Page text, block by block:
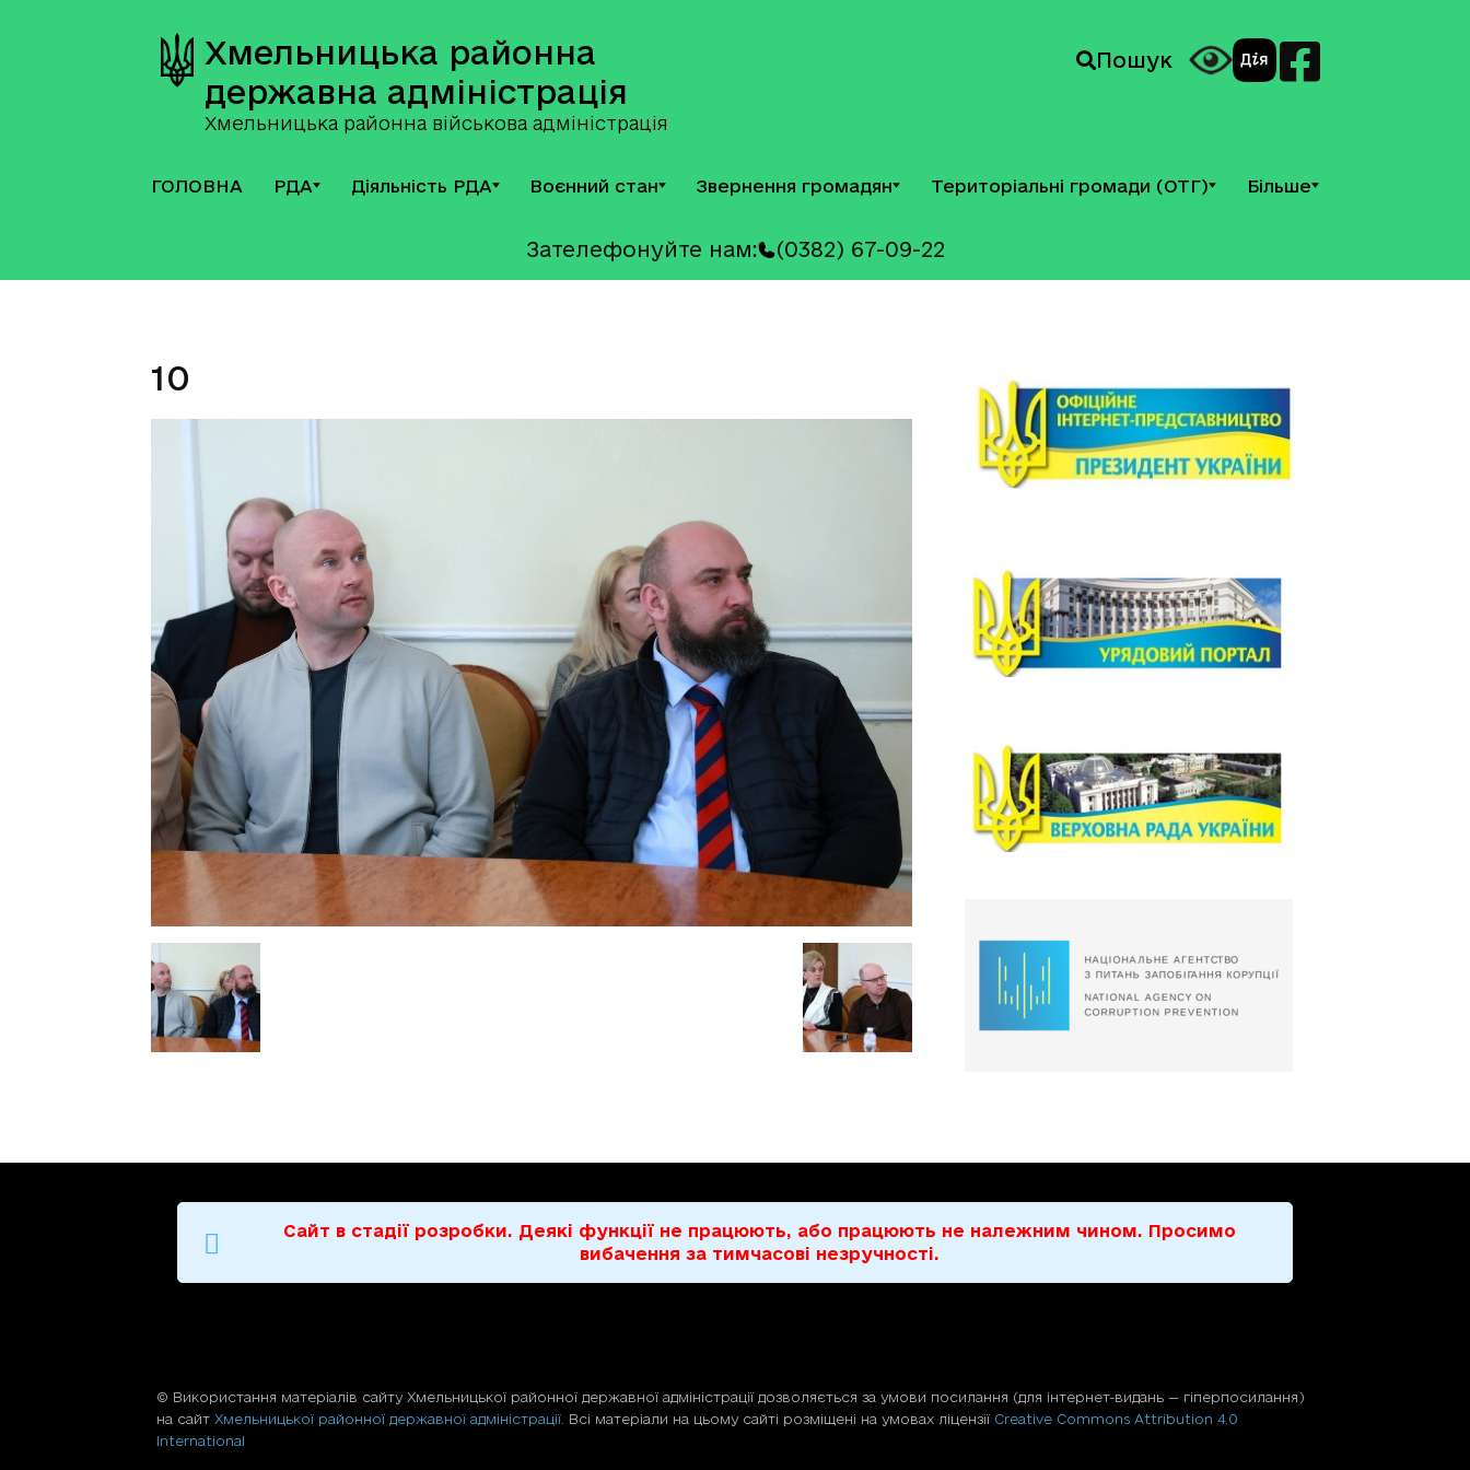
Хмельницька районна
державна адміністрація
Хмельницька районна військова адміністрація
Пошук
ГОЛОВНА РДА Діяльність РДА Воєнний стан Звернення громадян Територіальні громади (ОТГ) Більше
Зателефонуйте нам: (0382) 67-09-22
10
Сайт в стадії розробки. Деякі функції не працюють, або працюють не належним чином. Просимо
вибачення за тимчасові незручності.
© Використання матерiалiв сайту Хмельницької районної державної адміністрації дозволяється за умови посилання (для iнтернет-видань — гiперпосилання)
на сайт Хмельницької районної державної адміністрації . Всі матеріали на цьому сайті розміщені на умовах ліцензії Creative Commons Attribution 4.0
International